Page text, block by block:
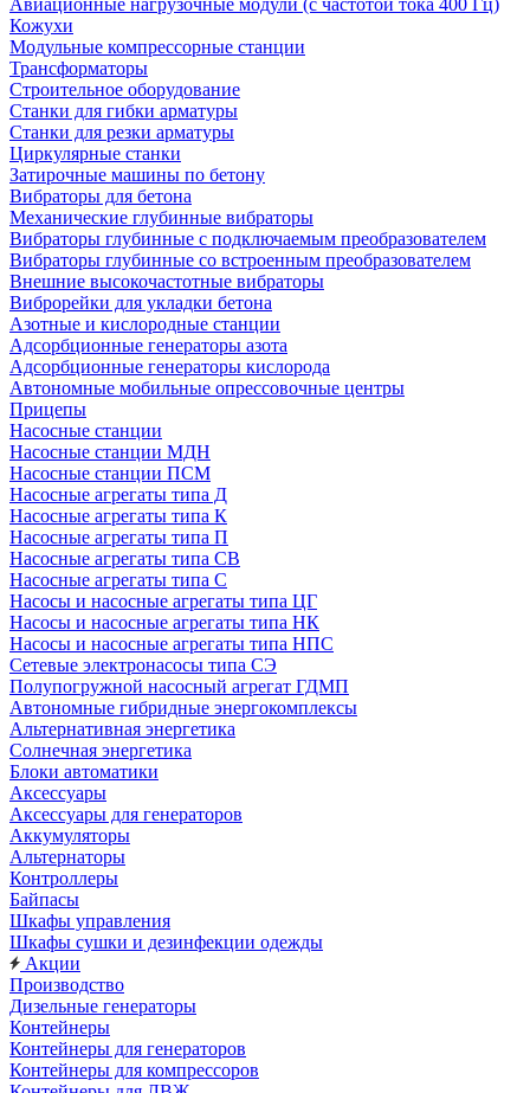
Авиационные нагрузочные модули (с частотой тока 400 Гц)
Кожухи
Модульные компрессорные станции
Трансформаторы
Строительное оборудование
Станки для гибки арматуры
Станки для резки арматуры
Циркулярные станки
Затирочные машины по бетону
Вибраторы для бетона
Механические глубинные вибраторы
Вибраторы глубинные с подключаемым преобразователем
Вибраторы глубинные со встроенным преобразователем
Внешние высокочастотные вибраторы
Виброрейки для укладки бетона
Азотные и кислородные станции
Адсорбционные генераторы азота
Адсорбционные генераторы кислорода
Автономные мобильные опрессовочные центры
Прицепы
Насосные станции
Насосные станции МДН
Насосные станции ПСМ
Насосные агрегаты типа Д
Насосные агрегаты типа К
Насосные агрегаты типа П
Насосные агрегаты типа СВ
Насосные агрегаты типа С
Насосы и насосные агрегаты типа ЦГ
Насосы и насосные агрегаты типа НК
Насосы и насосные агрегаты типа НПС
Сетевые электронасосы типа СЭ
Полупогружной насосный агрегат ГДМП
Автономные гибридные энергокомплексы
Альтернативная энергетика
Солнечная энергетика
Блоки автоматики
Аксессуары
Аксессуары для генераторов
Аккумуляторы
Альтернаторы
Контроллеры
Байпасы
Шкафы управления
Шкафы сушки и дезинфекции одежды
Акции
Производство
Дизельные генераторы
Контейнеры
Контейнеры для генераторов
Контейнеры для компрессоров